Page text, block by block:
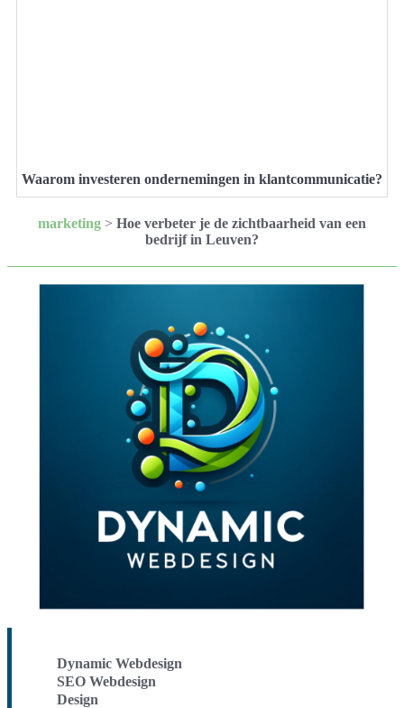
Waarom investeren ondernemingen in klantcommunicatie?
marketing > Hoe verbeter je de zichtbaarheid van een
bedrijf in Leuven?
Dynamic Webdesign
SEO Webdesign
Design